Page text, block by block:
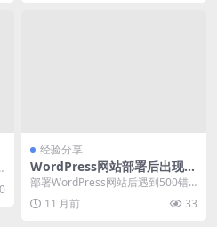
经验分享
WordPress网站部署后出现5
00错误排查与解决方法
部署WordPress网站后遇到500错
误，可能是配置冲突、代码问题或
资源限制导...
11 月前 33